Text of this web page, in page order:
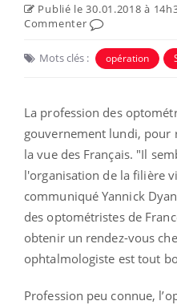
Publié le 30.01.2018 à
Commenter
Mots clés : opération
La profession des
gouvernement lundi, pour
la vue des Français. "Il
l'organisation de la filière
communiqué Yannick
des optométristes de
obtenir un rendez-vous
ophtalmologiste est tout
Profession peu connue,